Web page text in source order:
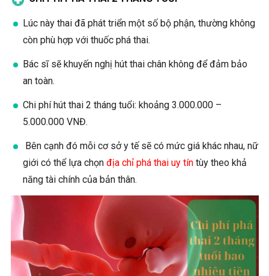
Lúc này thai đã phát triển một số bộ phận, thường không
còn phù hợp với thuốc phá thai.
Bác sĩ sẽ khuyến nghị hút thai chân không để đảm bảo
an toàn.
Chi phí hút thai 2 tháng tuổi: khoảng 3.000.000 –
5.000.000 VNĐ.
Bên cạnh đó mỗi cơ sở y tế sẽ có mức giá khác nhau, nữ
giới có thể lựa chọn địa chỉ phá thai uy tíntùy theo khả
năng tài chính của bản thân.